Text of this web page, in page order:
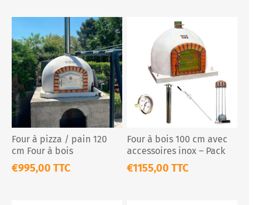
Four à pizza / pain 120
cm Four à bois
traditionnel
€995,00 TTC
Four à bois 100 cm avec
accessoires inox – Pack
complet
€1155,00 TTC